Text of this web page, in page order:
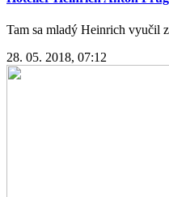
Tam sa mladý Heinrich vyučil
28. 05. 2018, 07:12